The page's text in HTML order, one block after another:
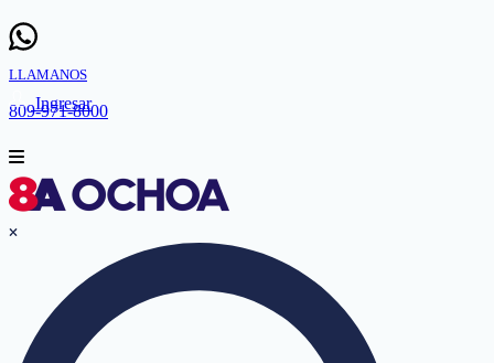
LLAMANOS
809-971-8000
Ingresar